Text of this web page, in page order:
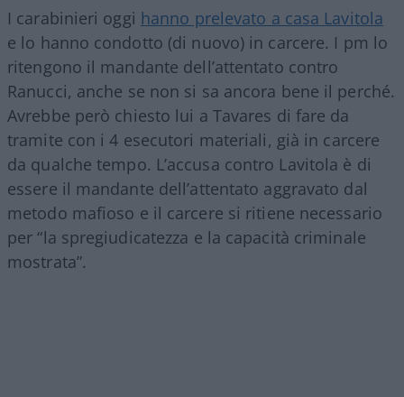
I carabinieri oggi hanno prelevato a casa Lavitola
e lo hanno condotto (di nuovo) in carcere. I pm lo
ritengono il mandante dell’attentato contro
Ranucci, anche se non si sa ancora bene il perché.
Avrebbe però chiesto lui a Tavares di fare da
tramite con i 4 esecutori materiali, già in carcere
da qualche tempo. L’accusa contro Lavitola è di
essere il mandante dell’attentato aggravato dal
metodo mafioso e il carcere si ritiene necessario
per “la spregiudicatezza e la capacità criminale
mostrata”.